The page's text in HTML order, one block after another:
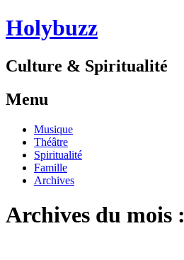
Holybuzz
Culture & Spiritualité
Menu
Aller
contenu
Musique
Théâtre
Spiritualité
Famille
Archives
Archives du mois :